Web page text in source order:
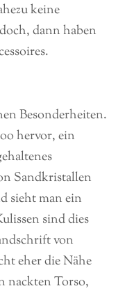
keine
dann haben
Besonderheiten.
hervor, ein
Sandkristallen
sieht man ein
sind dies
von
eher die Nähe
nackten Torso,